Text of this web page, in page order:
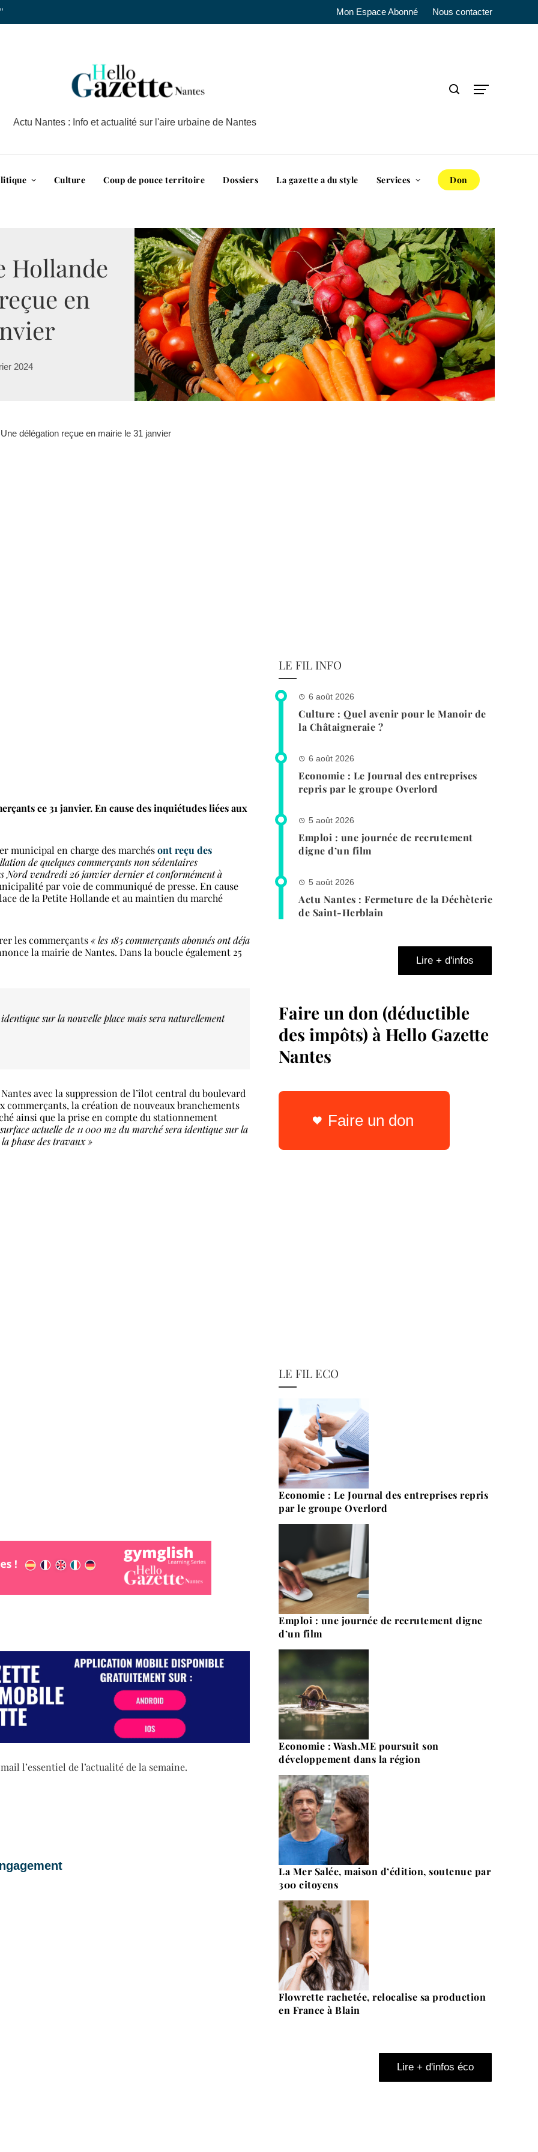
Mon Espace Abonné Nous contacter
Actu Nantes : Info et actualité sur l'aire urbaine de Nantes
Culture Coup de pouce territoire Dossiers La gazette a du style Services Don
Hollande
en
2024
délégation reçue en mairie le 31 janvier
ce 31 janvier. En cause des inquiétudes liées aux
municipal en charge des marchésont reçu des
de quelques commerçants non sédentaires
Nord vendredi 26 janvier dernier et conformément à
par voie de communiqué de presse. En cause
de la Petite Hollande et au maintien du marché
les commerçants« les 185 commerçants abonnés ont déja
la mairie de Nantes. Dans la boucle également 25
sur la nouvelle place mais sera naturellement
avec la suppression de l’îlot central du boulevard
la création de nouveaux branchements
ainsi que la prise en compte du stationnement
actuelle de 11 000 m2 du marché sera identique sur la
phase des travaux »
l’essentiel de l’actualité de la semaine.
LE FIL INFO
6 août 2026
Culture : Quel avenir pour le Manoir de
la Châtaigneraie ?
6 août 2026
Economie : Le Journal des entreprises
repris par le groupe Overlord
5 août 2026
Emploi : une journée de recrutement
digne d’un film
5 août 2026
Actu Nantes : Fermeture de la Déchèterie
de Saint-Herblain
Lire + d'infos
Faire un don (déductible
des impôts) à Hello Gazette
Nantes
Faire un don
LE FIL ECO
Economie : Le Journal des entreprises repris
par le groupe Overlord
Emploi : une journée de recrutement digne
d’un film
Economie : Wash.ME poursuit son
développement dans la région
La Mer Salée, maison d’édition, soutenue par
300 citoyens
Flowrette rachetée, relocalise sa production
en France à Blain
Lire + d'infos éco